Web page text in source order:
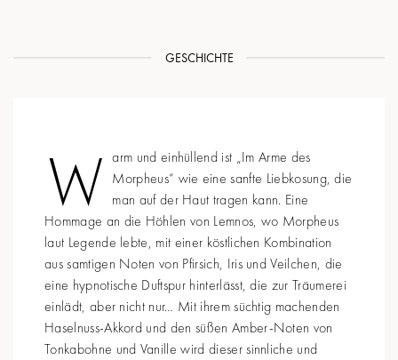
GESCHICHTE
W arm und einhüllend ist „Im Arme des
Morpheus“ wie eine sanfte Liebkosung, die
man auf der Haut tragen kann. Eine
Hommage an die Höhlen von Lemnos, wo Morpheus
laut Legende lebte, mit einer köstlichen Kombination
aus samtigen Noten von Pfirsich, Iris und Veilchen, die
eine hypnotische Duftspur hinterlässt, die zur Träumerei
einlädt, aber nicht nur… Mit ihrem süchtig machenden
Haselnuss-Akkord und den süßen Amber-Noten von
Tonkabohne und Vanille wird dieser sinnliche und